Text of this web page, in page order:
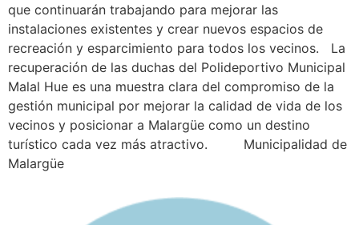
que continuarán trabajando para mejorar las
instalaciones existentes y crear nuevos espacios de
recreación y esparcimiento para todos los vecinos. La
recuperación de las duchas del Polideportivo Municipal
Malal Hue es una muestra clara del compromiso de la
gestión municipal por mejorar la calidad de vida de los
vecinos y posicionar a Malargüe como un destino
turístico cada vez más atractivo. Municipalidad de
Malargüe